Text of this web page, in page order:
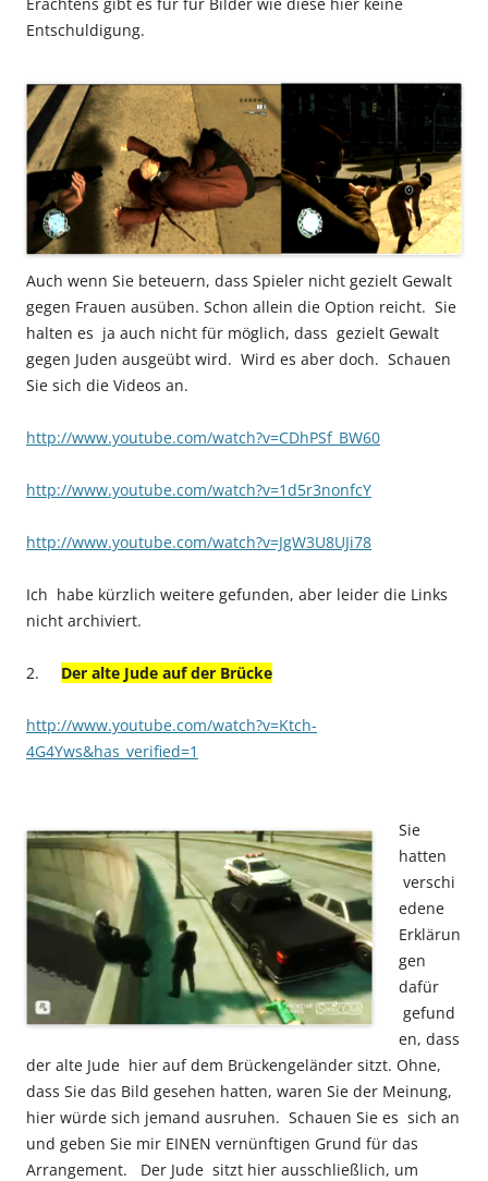
Entschuldigung.
Auch wenn Sie beteuern, dass Spieler nicht gezielt Gewalt
gegen Frauen ausüben. Schon allein die Option reicht. Sie
halten es ja auch nicht für möglich, dass gezielt Gewalt
gegen Juden ausgeübt wird. Wird es aber doch. Schauen
Sie sich die Videos an.
http://www.youtube.com/watch?v=CDhPSf_BW60
http://www.youtube.com/watch?v=1d5r3nonfcY
http://www.youtube.com/watch?v=JgW3U8UJi78
Ich habe kürzlich weitere gefunden, aber leider die Links
nicht archiviert.
2. Der alte Jude auf der Brücke
http://www.youtube.com/watch?v=Ktch-
4G4Yws&has_verified=1
Sie
hatten
verschi
edene
Erklärun
gen
dafür
gefund
en, dass
der alte Jude hier auf dem Brückengeländer sitzt. Ohne,
dass Sie das Bild gesehen hatten, waren Sie der Meinung,
hier würde sich jemand ausruhen. Schauen Sie es sich an
und geben Sie mir EINEN vernünftigen Grund für das
Arrangement. Der Jude sitzt hier ausschließlich, um